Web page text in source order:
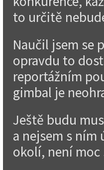
to určitě
Naučil jsem se
opravdu to
reportážním
gimbal je
Ještě budu
a nejsem s ním
okolí, není moc